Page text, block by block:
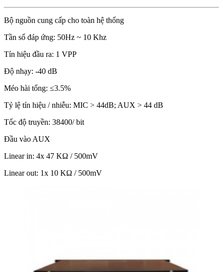
Bộ nguồn cung cấp cho toàn hệ thống
Tần số đáp ứng: 50Hz ~ 10 Khz
Tín hiệu đầu ra: 1 VPP
Độ nhạy: -40 dB
Méo hài tổng: ≤3.5%
Tỷ lệ tín hiệu / nhiễu: MIC > 44dB; AUX > 44 dB
Tốc độ truyền: 38400/ bit
Đầu vào AUX
Linear in: 4x 47 KΩ / 500mV
Linear out: 1x 10 KΩ / 500mV